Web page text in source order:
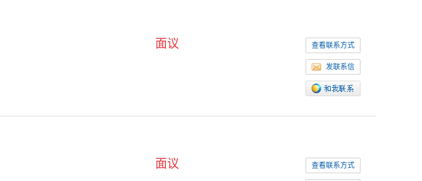
查看联系方式
发联系信
面议
查看联系方式
面议